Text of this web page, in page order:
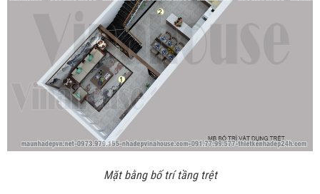
Mặt bằng bố trí tầng trệt